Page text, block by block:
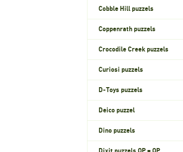
Cobble Hill puzzels
Coppenrath puzzels
Crocodile Creek puzzels
Curiosi puzzels
D-Toys puzzels
Deico puzzel
Dino puzzels